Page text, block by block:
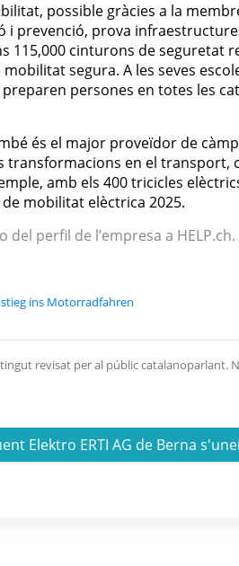
possible gràcies a la
i prevenció, prova
115,000 cinturons de seguretat
segura. A les seves
persones en totes les
és el major proveïdor de
transformacions en el transport,
amb els 400 tricicles
mobilitat elèctrica 2025.
perfil de l’empresa a HELP.ch.
ins Motorradfahren
revisat per al públic catalanoparlant.
Elektro ERTI AG de Berna